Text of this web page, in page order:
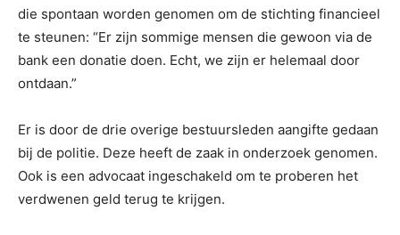
die spontaan worden genomen om de stichting financieel
te steunen: “Er zijn sommige mensen die gewoon via de
bank een donatie doen. Echt, we zijn er helemaal door
ontdaan.”
Er is door de drie overige bestuursleden aangifte gedaan
bij de politie. Deze heeft de zaak in onderzoek genomen.
Ook is een advocaat ingeschakeld om te proberen het
verdwenen geld terug te krijgen.